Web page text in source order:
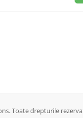
Toate drepturile